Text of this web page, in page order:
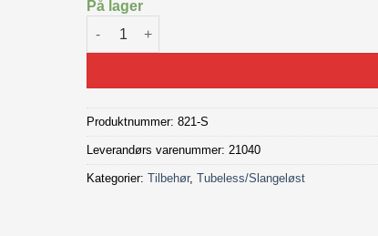
På lager
MUC-OFF MTB Tubeless sealant antall
Produktnummer:821-S
Leverandørs varenummer: 21040
Kategorier:Tilbehør,Tubeless/Slangeløst